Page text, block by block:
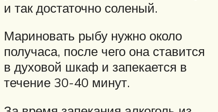
и так достаточно соленый.
Мариновать рыбу нужно около
получаса, после чего она ставится
в духовой шкаф и запекается в
течение 30-40 минут.